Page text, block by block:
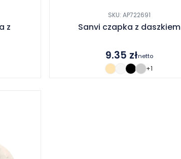
z
SKU: AP722691
Sanvi czapka z daszkiem
9.35 złnetto
+1